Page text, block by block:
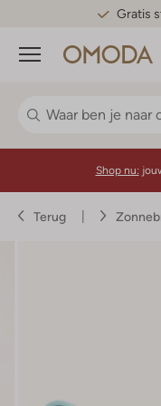
Gratis
Menu
Shop nu:
Terug